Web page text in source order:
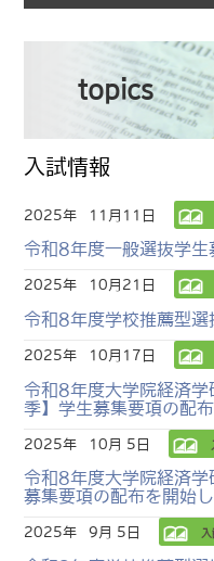
topics
入試情報
2025年 11月11日
令和8年度一般選抜学生
2025年 10月21日
令和8年度学校推薦型選
2025年 10月17日
令和8年度大学院経済
季】学生募集要項の配
2025年 10月 5日
令和8年度大学院経済
募集要項の配布を開始
2025年 9月 5日